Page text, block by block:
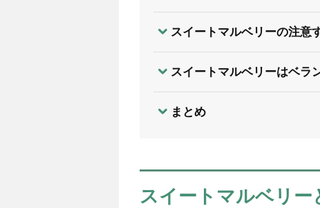
スイートマルベリーの注意
スイートマルベリーはベラ
まとめ
スイートマルベリー